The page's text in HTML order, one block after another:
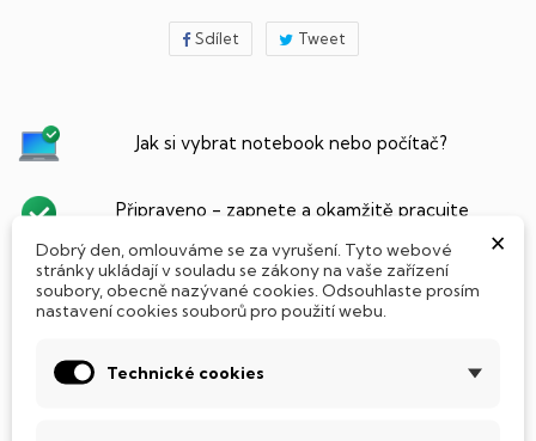
Sdílet Tweet
Jak si vybrat notebook nebo počítač?
Připraveno - zapnete a okamžitě pracujte
Přidat Microsoft Office Plus ➡️ 499,-
POPIS
×
Dobrý den, omlouváme se za vyrušení. Tyto webové
stránky ukládají v souladu se zákony na vaše zařízení
soubory, obecně nazývané cookies. Odsouhlaste prosím
nastavení cookies souborů pro použití webu.
Technické cookies